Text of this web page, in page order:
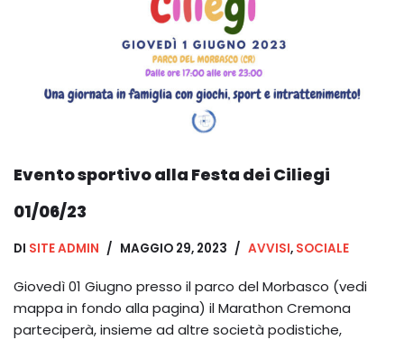
Evento sportivo alla Festa dei Ciliegi
01/06/23
DI SITE ADMIN MAGGIO 29, 2023 AVVISI, SOCIALE
Giovedì 01 Giugno presso il parco del Morbasco (vedi
mappa in fondo alla pagina) il Marathon Cremona
parteciperà, insieme ad altre società podistiche,